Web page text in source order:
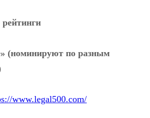
(номинируют по разным
www.legal500.com/